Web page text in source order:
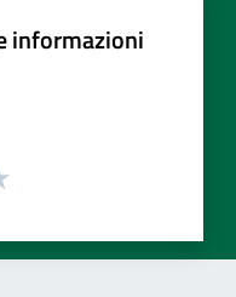
informazioni